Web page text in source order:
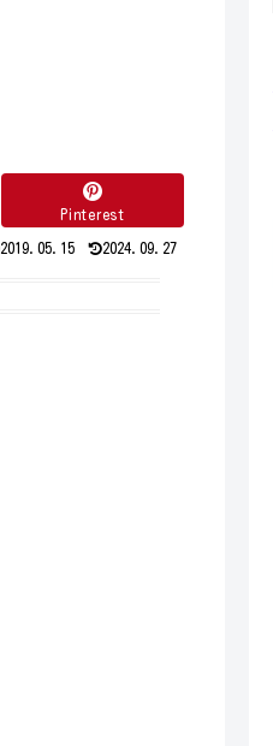
Pinterest
2019.05.15 2024.09.27